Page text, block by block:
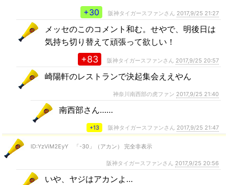
+30
阪神タイガースファンさん 2017,9/25 21:27
メッセのこのコメント和む。せやで、明後日は
気持ち切り替えて頑張って欲しい！
+83 阪神タイガースファンさん 2017,9/25 20:57
崎陽軒のレストランで決起集会ええやん
神奈川南西部の虎ファン 2017,9/25 21:40
南西部さん……
+13 阪神タイガースファンさん 2017,9/25 21:47
ID:YzViM2EyY 「-30」（アカン） 完全非表示
阪神タイガースファンさん 2017,9/25 20:56
いや、ヤジはアカンよ…